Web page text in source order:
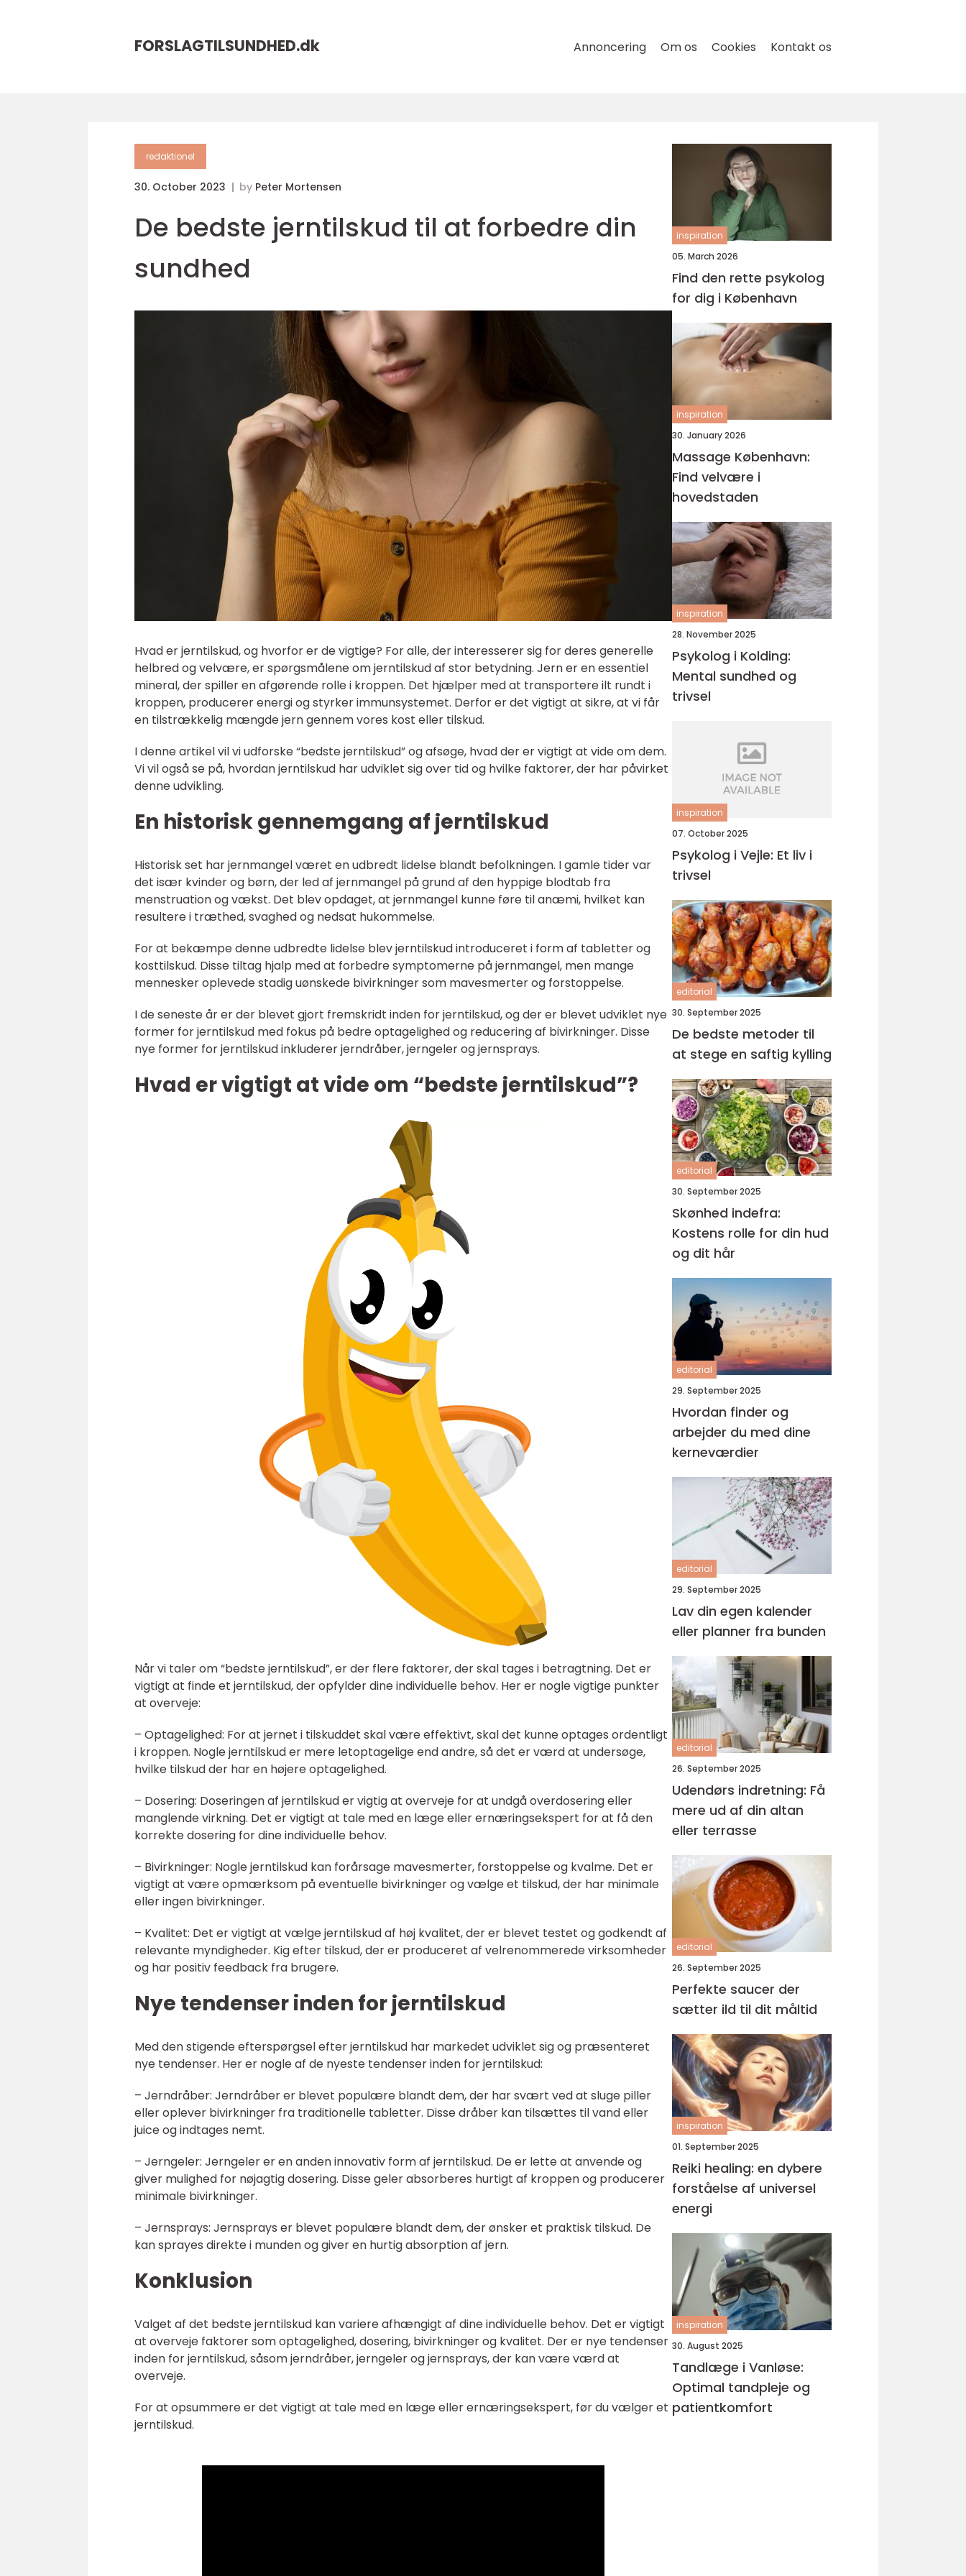
FORSLAGTILSUNDHED.dk Annoncering Om os Cookies Kontakt os
redaktionel
30. October 2023 by Peter Mortensen
De bedste jerntilskud til at forbedre din
sundhed
Hvad er jerntilskud, og hvorfor er de vigtige? For alle, der interesserer sig for deres generelle
helbred og velvære, er spørgsmålene om jerntilskud af stor betydning. Jern er en essentiel
mineral, der spiller en afgørende rolle i kroppen. Det hjælper med at transportere ilt rundt i
kroppen, producerer energi og styrker immunsystemet. Derfor er det vigtigt at sikre, at vi får
en tilstrækkelig mængde jern gennem vores kost eller tilskud.
I denne artikel vil vi udforske “bedste jerntilskud” og afsøge, hvad der er vigtigt at vide om dem.
Vi vil også se på, hvordan jerntilskud har udviklet sig over tid og hvilke faktorer, der har påvirket
denne udvikling.
En historisk gennemgang af jerntilskud
Historisk set har jernmangel været en udbredt lidelse blandt befolkningen. I gamle tider var
det især kvinder og børn, der led af jernmangel på grund af den hyppige blodtab fra
menstruation og vækst. Det blev opdaget, at jernmangel kunne føre til anæmi, hvilket kan
resultere i træthed, svaghed og nedsat hukommelse.
For at bekæmpe denne udbredte lidelse blev jerntilskud introduceret i form af tabletter og
kosttilskud. Disse tiltag hjalp med at forbedre symptomerne på jernmangel, men mange
mennesker oplevede stadig uønskede bivirkninger som mavesmerter og forstoppelse.
I de seneste år er der blevet gjort fremskridt inden for jerntilskud, og der er blevet udviklet nye
former for jerntilskud med fokus på bedre optagelighed og reducering af bivirkninger. Disse
nye former for jerntilskud inkluderer jerndråber, jerngeler og jernsprays.
Hvad er vigtigt at vide om “bedste jerntilskud”?
Når vi taler om “bedste jerntilskud”, er der flere faktorer, der skal tages i betragtning. Det er
vigtigt at finde et jerntilskud, der opfylder dine individuelle behov. Her er nogle vigtige punkter
at overveje:
– Optagelighed: For at jernet i tilskuddet skal være effektivt, skal det kunne optages ordentligt
i kroppen. Nogle jerntilskud er mere letoptagelige end andre, så det er værd at undersøge,
hvilke tilskud der har en højere optagelighed.
– Dosering: Doseringen af jerntilskud er vigtig at overveje for at undgå overdosering eller
manglende virkning. Det er vigtigt at tale med en læge eller ernæringsekspert for at få den
korrekte dosering for dine individuelle behov.
– Bivirkninger: Nogle jerntilskud kan forårsage mavesmerter, forstoppelse og kvalme. Det er
vigtigt at være opmærksom på eventuelle bivirkninger og vælge et tilskud, der har minimale
eller ingen bivirkninger.
– Kvalitet: Det er vigtigt at vælge jerntilskud af høj kvalitet, der er blevet testet og godkendt af
relevante myndigheder. Kig efter tilskud, der er produceret af velrenommerede virksomheder
og har positiv feedback fra brugere.
Nye tendenser inden for jerntilskud
Med den stigende efterspørgsel efter jerntilskud har markedet udviklet sig og præsenteret
nye tendenser. Her er nogle af de nyeste tendenser inden for jerntilskud:
– Jerndråber: Jerndråber er blevet populære blandt dem, der har svært ved at sluge piller
eller oplever bivirkninger fra traditionelle tabletter. Disse dråber kan tilsættes til vand eller
juice og indtages nemt.
– Jerngeler: Jerngeler er en anden innovativ form af jerntilskud. De er lette at anvende og
giver mulighed for nøjagtig dosering. Disse geler absorberes hurtigt af kroppen og producerer
minimale bivirkninger.
– Jernsprays: Jernsprays er blevet populære blandt dem, der ønsker et praktisk tilskud. De
kan sprayes direkte i munden og giver en hurtig absorption af jern.
Konklusion
Valget af det bedste jerntilskud kan variere afhængigt af dine individuelle behov. Det er vigtigt
at overveje faktorer som optagelighed, dosering, bivirkninger og kvalitet. Der er nye tendenser
inden for jerntilskud, såsom jerndråber, jerngeler og jernsprays, der kan være værd at
overveje.
For at opsummere er det vigtigt at tale med en læge eller ernæringsekspert, før du vælger et
jerntilskud.
inspiration
05. March 2026
Find den rette psykolog
for dig i København
inspiration
30. January 2026
Massage København:
Find velvære i
hovedstaden
inspiration
28. November 2025
Psykolog i Kolding:
Mental sundhed og
trivsel
inspiration
07. October 2025
Psykolog i Vejle: Et liv i
trivsel
editorial
30. September 2025
De bedste metoder til
at stege en saftig kylling
editorial
30. September 2025
Skønhed indefra:
Kostens rolle for din hud
og dit hår
editorial
29. September 2025
Hvordan finder og
arbejder du med dine
kerneværdier
editorial
29. September 2025
Lav din egen kalender
eller planner fra bunden
editorial
26. September 2025
Udendørs indretning: Få
mere ud af din altan
eller terrasse
editorial
26. September 2025
Perfekte saucer der
sætter ild til dit måltid
inspiration
01. September 2025
Reiki healing: en dybere
forståelse af universel
energi
inspiration
30. August 2025
Tandlæge i Vanløse:
Optimal tandpleje og
patientkomfort